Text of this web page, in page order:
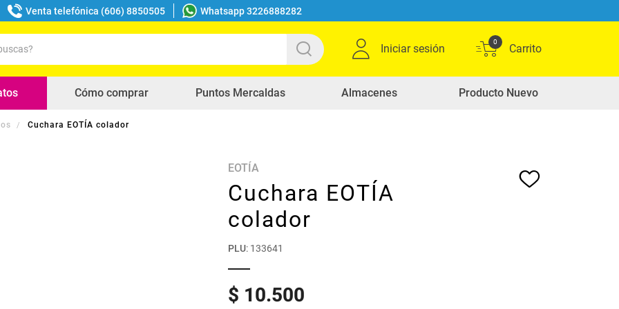
Venta telefónica (606) 8850505 Whatsapp 3226888282
Iniciar sesión
0
Cómo comprar Puntos Mercaldas Almacenes Producto Nuevo
Cuchara EOTÍA colador
EOTÍA
Cuchara EOTÍA
colador
PLU: 133641
$ 10.500
buscados